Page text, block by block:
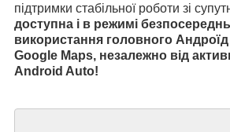
підтримки стабільної роботи зі
доступна і в режимі
використання головного
Google Maps, незалежно від
Android Auto!